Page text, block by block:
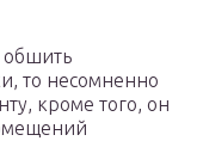
обшить
то несомненно
кроме того, он